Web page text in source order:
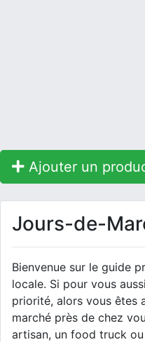
Ajouter un
Jours-de-
Bienvenue sur le guide
locale. Si pour vous
priorité, alors vous êtes
marché près de chez
artisan, un food truck